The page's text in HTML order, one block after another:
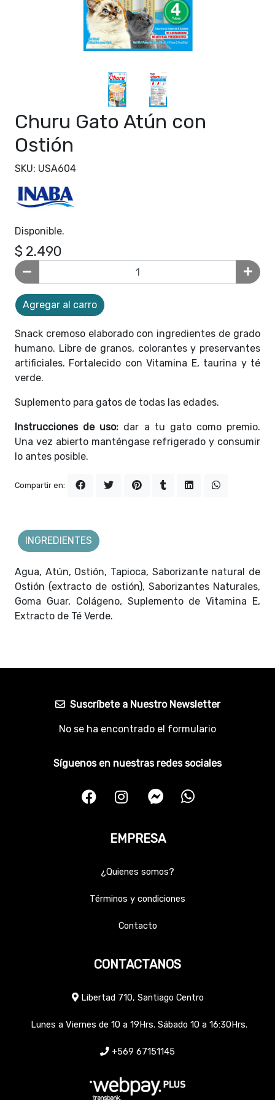
Churu Gato Atún con
Ostión
SKU: USA604
Disponible.
$ 2.490
Agregar al carro
Snack cremoso elaborado con ingredientes de grado
humano. Libre de granos, colorantes y preservantes
artificiales. Fortalecido con Vitamina E, taurina y té
verde.
Suplemento para gatos de todas las edades.
Instrucciones de uso: dar a tu gato como premio.
Una vez abierto manténgase refrigerado y consumir
lo antes posible.
Compartir en:
Agua, Atún, Ostión, Tapioca, Saborizante natural de
Ostión (extracto de ostión), Saborizantes Naturales,
Goma Guar, Colágeno, Suplemento de Vitamina E,
Extracto de Té Verde.
INGREDIENTES
Suscríbete a Nuestro Newsletter
No se ha encontrado el formulario
Síguenos en nuestras redes sociales
EMPRESA
¿Quienes somos?
Términos y condiciones
Contacto
CONTACTANOS
Libertad 710, Santiago Centro
Lunes a Viernes de 10 a 19Hrs. Sábado 10 a 16:30Hrs.
+569 67151145